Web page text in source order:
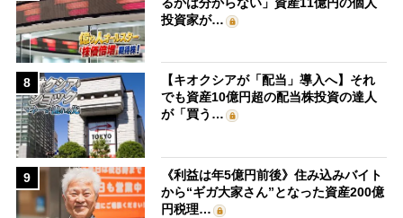
投資家が…
8
【キオクシアが「配当」導入へ】それ
でも資産10億円超の配当株投資の達人
が「買う…
9
《利益は年5億円前後》住み込みバイト
から“ギガ大家さん”となった資産200億
円税理…